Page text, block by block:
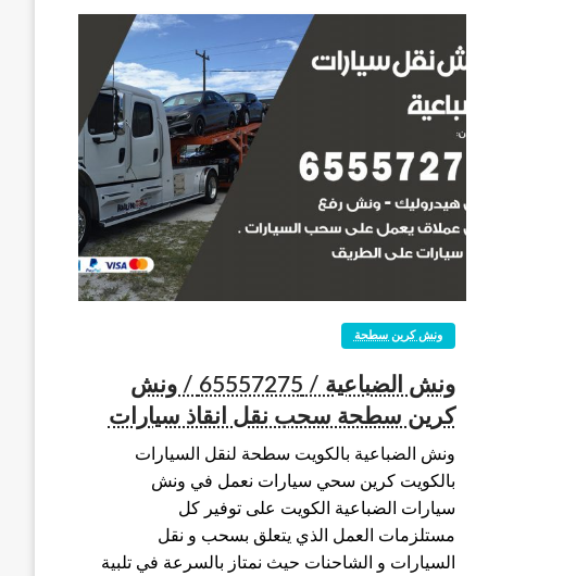
ونش كرين سطحة
ونش الضباعية / 65557275 / ونش
كرين سطحة سحب نقل انقاذ سيارات
ونش الضباعية بالكويت سطحة لنقل السيارات
بالكويت كرين سحي سيارات نعمل في ونش
سيارات الضباعية الكويت على توفير كل
مستلزمات العمل الذي يتعلق بسحب و نقل
السيارات و الشاحنات حيث نمتاز بالسرعة في تلبية